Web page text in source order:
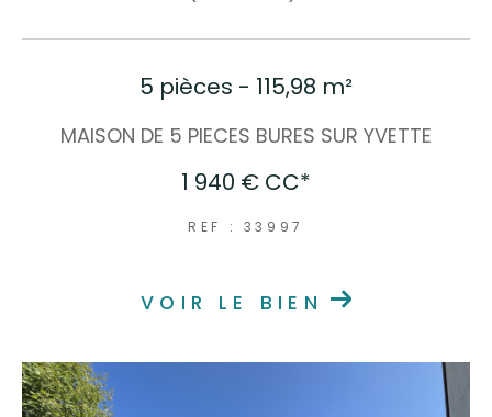
5 pièces - 115,98 m²
MAISON DE 5 PIECES BURES SUR YVETTE
1 940 € CC*
REF : 33997
VOIR LE BIEN